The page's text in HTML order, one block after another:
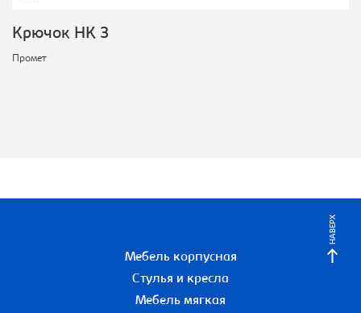
Крючок НК 3
Промет
НАВЕРХ
Мебель корпусная
Стулья и кресла
Мебель мягкая